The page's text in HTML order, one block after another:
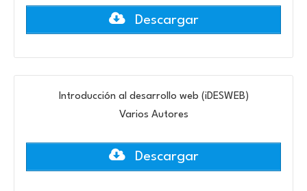
Descargar
Introducción al desarrollo web (iDESWEB)
Varios Autores
Descargar